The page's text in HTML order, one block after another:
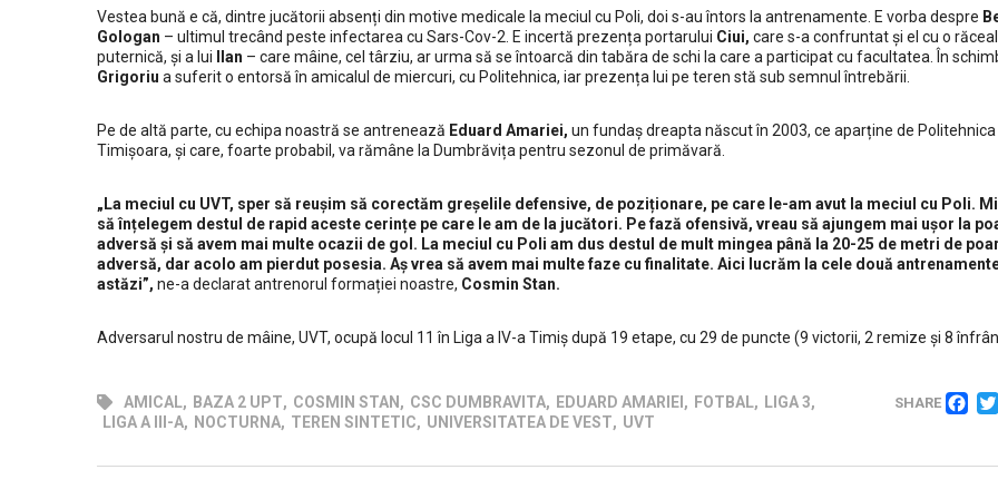
Vestea bună e că, dintre jucătorii absenți din motive medicale la meciul cu Poli, doi s-au întors la antrenamente. E vorba despre
Gologan – ultimul trecând peste infectarea cu Sars-Cov-2. E incertă prezența portarului Ciui, care s-a confruntat și el cu o
puternică, și a lui
Ilan – care mâine, cel târziu, ar urma să se întoarcă din tabăra de schi la care a participat cu facultatea. În
Grigoriu a suferit o entorsă în amicalul de miercuri, cu Politehnica, iar prezența lui pe teren stă sub semnul întrebării.
Pe de altă parte, cu echipa noastră se antrenează Eduard Amariei, un fundaș dreapta născut în 2003, ce aparține de Politehnica
Timișoara, și care, foarte probabil, va rămâne la Dumbrăvița pentru sezonul de primăvară.
„La meciul cu UVT, sper să reușim să corectăm greșelile defensive, de poziționare, pe care le-am avut la meciul cu Poli.
să înțelegem destul de rapid aceste cerințe pe care le am de la jucători. Pe fază ofensivă, vreau să ajungem mai ușor la
adversă și să avem mai multe ocazii de gol. La meciul cu Poli am dus destul de mult mingea până la 20-25 de metri de
adversă, dar acolo am pierdut posesia. Aș vrea să avem mai multe faze cu finalitate. Aici lucrăm la cele două
astăzi”, ne-a declarat antrenorul formației noastre, Cosmin Stan.
Adversarul nostru de mâine, UVT, ocupă locul 11 în Liga a IV-a Timiș după 19 etape, cu 29 de puncte (9 victorii, 2 remize și 8
AMICAL, BAZA 2 UPT, COSMIN STAN , CSC DUMBRAVITA, EDUARD AMARIEI , FOTBAL, LIGA 3,
LIGA A III-A, NOCTURNA, TEREN SINTETIC, UNIVERSITATEA DE VEST, UVT
SHARE
Despre club
drept public, înființat ca instituţie publică polisportivă și va
avea ca obiectiv principal de activitate selecţia, pregătirea,
Social media